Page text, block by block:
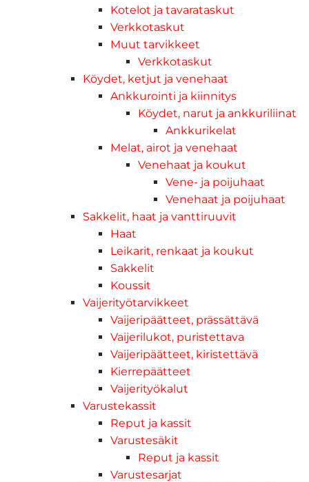
Kotelot ja tavarataskut
Verkkotaskut
Muut tarvikkeet
Verkkotaskut
Köydet, ketjut ja venehaat
Ankkurointi ja kiinnitys
Köydet, narut ja ankkuriliinat
Ankkurikelat
Melat, airot ja venehaat
Venehaat ja koukut
Vene- ja poijuhaat
Venehaat ja poijuhaat
Sakkelit, haat ja vanttiruuvit
Haat
Leikarit, renkaat ja koukut
Sakkelit
Koussit
Vaijerityötarvikkeet
Vaijeripäätteet, prässättävä
Vaijerilukot, puristettava
Vaijeripäätteet, kiristettävä
Kierrepäätteet
Vaijerityökalut
Varustekassit
Reput ja kassit
Varustesäkit
Reput ja kassit
Varustesarjat